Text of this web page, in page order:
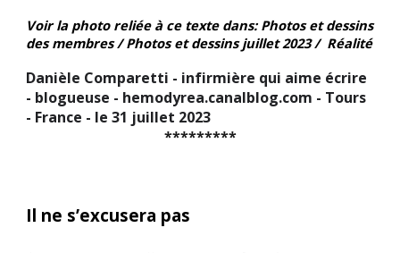
Voir la photo reliée à ce texte dans: Photos et dessins
des membres / Photos et dessins juillet 2023 / Réalité
Danièle Comparetti - infirmière qui aime écrire
- blogueuse - hemodyrea.canalblog.com - Tours
- France - le 31 juillet 2023
*********
Il ne s’excusera pas